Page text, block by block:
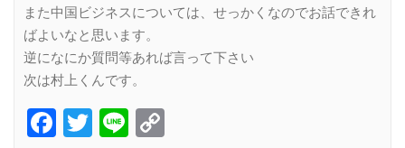
また中国ビジネスについては、せっかくなのでお話できれ
ばよいなと思います。
逆になにか質問等あれば言って下さい
次は村上くんです。
Facebook
Twitter
Line